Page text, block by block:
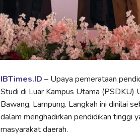
IBTimes.ID – Upaya pemerataan
Studi di Luar Kampus Utama (PSDKU)
Bawang, Lampung. Langkah ini dinilai
dalam menghadirkan pendidikan tinggi
masyarakat daerah.